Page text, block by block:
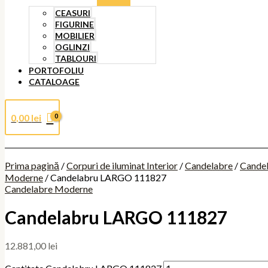
CEASURI
FIGURINE
MOBILIER
OGLINZI
TABLOURI
PORTOFOLIU
CATALOAGE
0,00 lei
Prima pagină /Corpuri de iluminat Interior /Candelabre /
Moderne / Candelabru LARGO 111827
Candelabre Moderne
Candelabru LARGO 111827
12.881,00 lei